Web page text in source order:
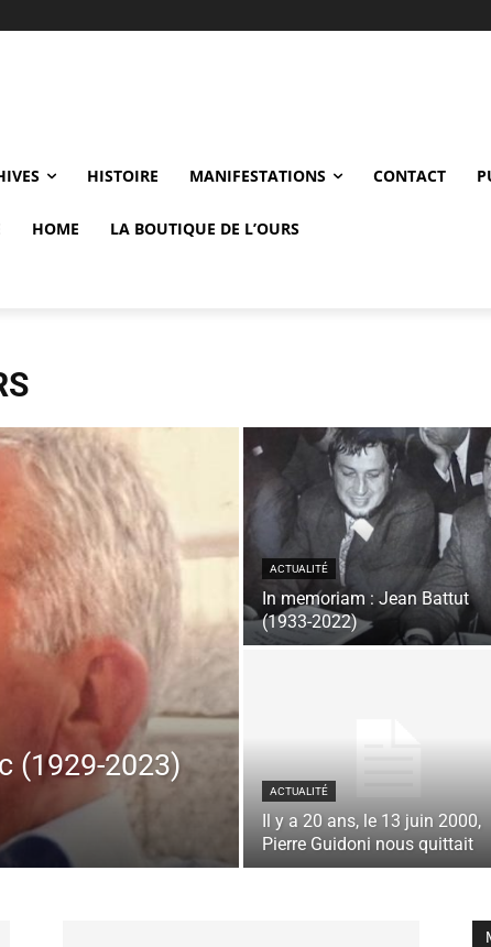
HISTOIRE MANIFESTATIONS CONTACT
HOME LA BOUTIQUE DE L’OURS
(1929-2023)
ACTUALITÉ
In memoriam : Jean Battut
(1933-2022)
ACTUALITÉ
Il y a 20 ans, le 13 juin 2000,
Pierre Guidoni nous quittait